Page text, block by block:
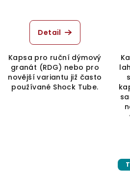
Detail
Kapsa pro ruční dýmový
granát (RDG) nebo pro
novější variantu již často
používané Shock Tube.